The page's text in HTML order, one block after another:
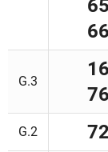
G.3
G.2